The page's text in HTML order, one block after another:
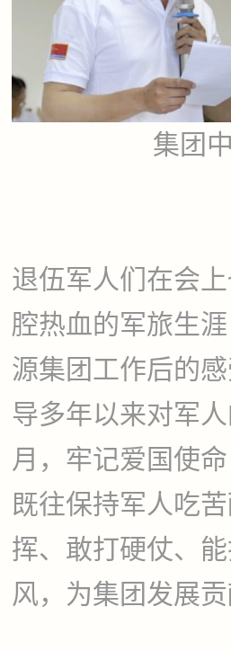
集团
退伍军人们在会
腔热血的军旅生
源集团工作后的
导多年以来对军
月，牢记爱国使
既往保持军人吃
挥、敢打硬仗、
风，为集团发展贡